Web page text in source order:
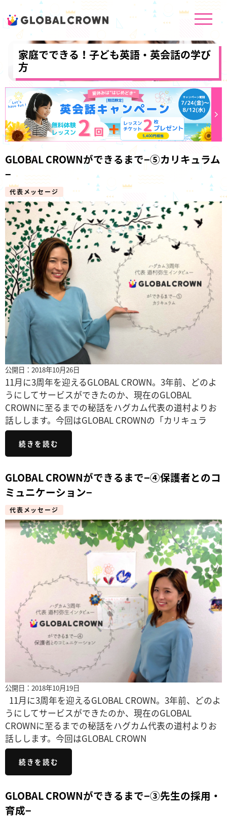
家庭でできる！子ども英語・英会話の学び
方
GLOBAL CROWNができるまで−⑤カリキュラム
−
代表メッセージ
公開日：2018年10月26日
11月に3周年を迎えるGLOBAL CROWN。3年前、どのよ
うにしてサービスができたのか、現在のGLOBAL
CROWNに至るまでの秘話をハグカム代表の道村よりお
話しします。今回はGLOBAL CROWNの「カリキュラ
続きを読む
GLOBAL CROWNができるまで−④保護者とのコ
ミュニケーション−
代表メッセージ
公開日：2018年10月19日
11月に3周年を迎えるGLOBAL CROWN。3年前、どのよ
うにしてサービスができたのか、現在のGLOBAL
CROWNに至るまでの秘話をハグカム代表の道村よりお
話しします。今回はGLOBAL CROWN
続きを読む
GLOBAL CROWNができるまで−③先生の採用・
育成−